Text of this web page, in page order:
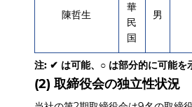
陳哲生
華
民
国
男
注: ✔ は可能、○ は部分的に可能を
(2) 取締役会の独立性状況